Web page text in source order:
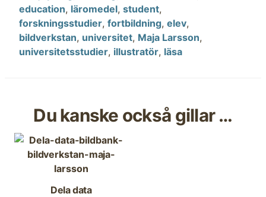
education, läromedel, student,
forskningsstudier, fortbildning, elev,
bildverkstan, universitet, Maja Larsson,
universitetsstudier, illustratör, läsa
Du kanske också gillar …
Dela data